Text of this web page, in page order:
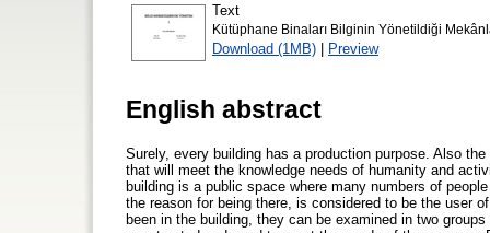
Text
Kütüphane Binaları Bilginin Yönetildiği
Download (1MB) | Preview
English abstract
Surely, every building has a production purpose. Also
that will meet the knowledge needs of humanity and
building is a public space where many numbers of
the reason for being there, is considered to be the user
been in the building, they can be examined in two